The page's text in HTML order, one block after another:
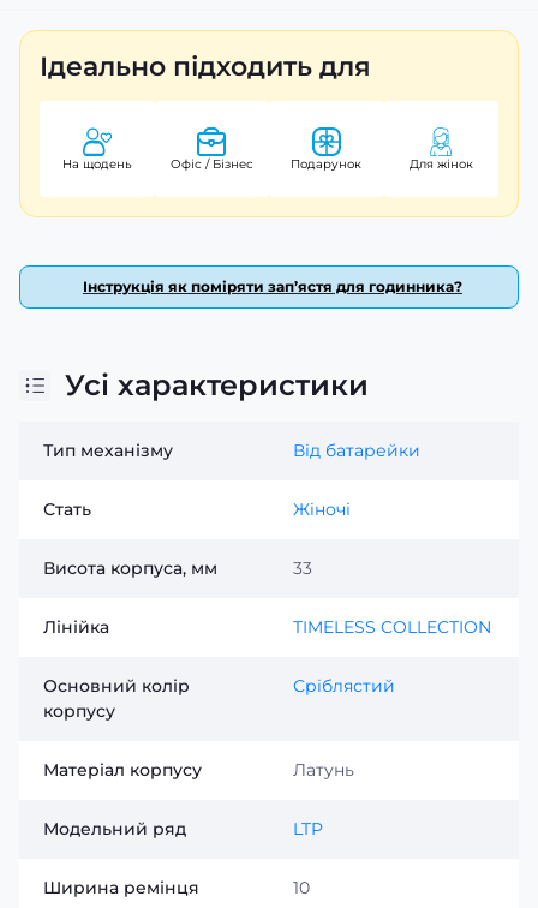
доповненням до вашого образу, підкреслюючи ваш
стиль і елегантність.
можете бути впевнені в надійності та якості цього
витонченого аксесуара. Вага годинника всього 52 г, а
розміри 34 х 22 мм роблять його ідеальним для
щоденного носіння.
Ідеально підходить для
На щодень Офіс / Бізнес Подарунок Для жінок
Інструкція як поміряти зап’ястя для годинника?
Усі характеристики
Тип механізму Від батарейки
Стать Жіночі
Висота корпуса, мм 33
Лінійка TIMELESS COLLECTION
Основний колір
корпусу
Сріблястий
Матеріал корпусу Латунь
Модельний ряд LTP
Ширина ремінця 10